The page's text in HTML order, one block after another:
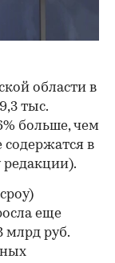
области в
тыс.
больше, чем
содержатся в
редакции).
еще
млрд руб.